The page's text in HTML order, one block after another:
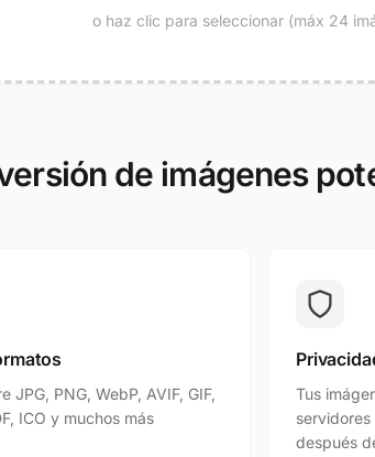
o haz clic para seleccionar (máx 24
de imágenes
JPG, PNG, WebP, AVIF, GIF,
ICO y muchos más
Tus
después